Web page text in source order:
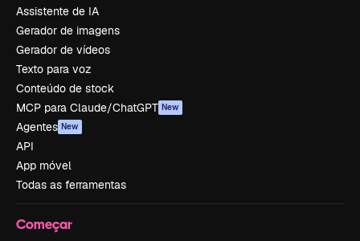
Assistente de IA
Gerador de imagens
Gerador de vídeos
Texto para voz
Conteúdo de stock
MCP para Claude/ChatGPT New
Agentes New
API
App móvel
Todas as ferramentas
Começar